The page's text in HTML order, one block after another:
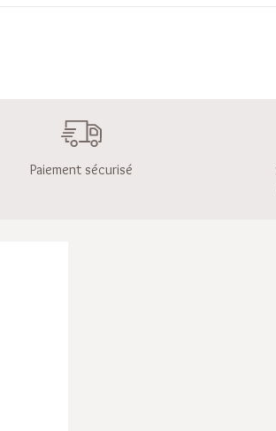
Paiement sécurisé